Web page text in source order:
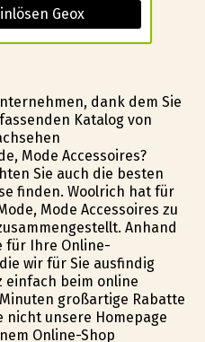
Geox
dank dem Sie
Katalog von
Mode Accessoires?
Sie auch die besten
finden. Woolrich hat für
Mode Accessoires zu
Anhand
für Ihre Online-
wir für Sie ausfindig
einfach beim online
großartige Rabatte
nicht unsere Homepage
Online-Shop